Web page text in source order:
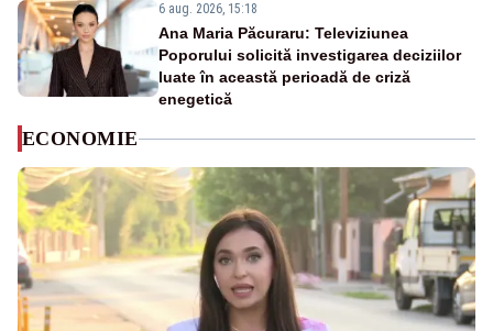
6 aug. 2026, 15:18
Ana Maria Păcuraru: Televiziunea
Poporului solicită investigarea deciziilor
luate în această perioadă de criză
enegetică
ECONOMIE